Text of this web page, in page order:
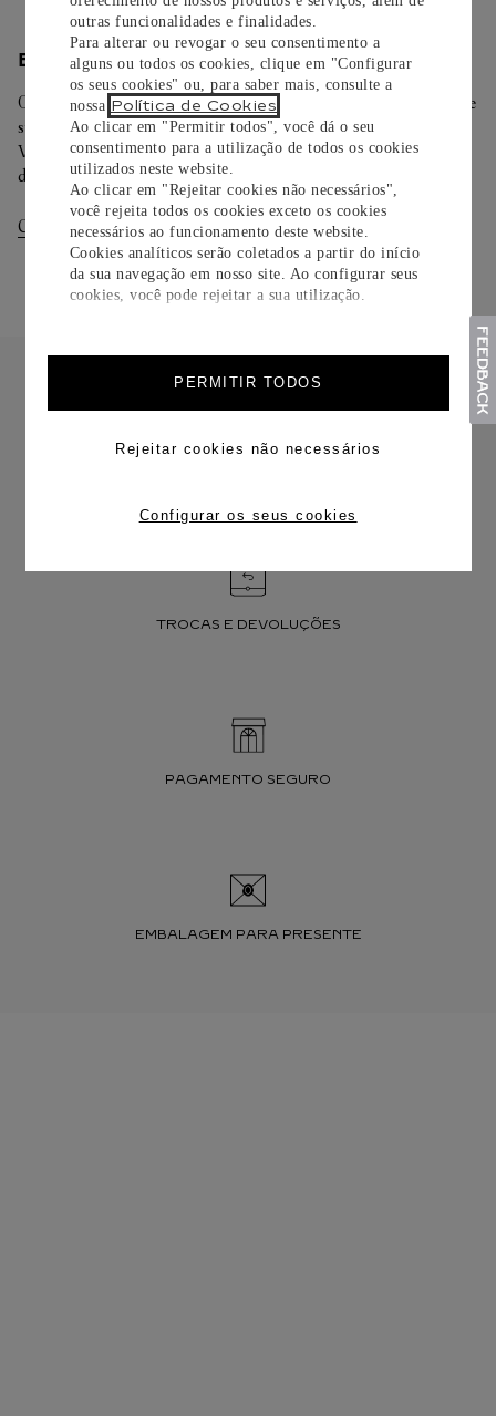
outras funcionalidades e finalidades.
Para alterar ou revogar o seu consentimento a
alguns ou todos os cookies, clique em "Configurar
os seus cookies" ou, para saber mais, consulte a
nossa Política de Cookies
Ao clicar em "Permitir todos", você dá o seu
consentimento para a utilização de todos os cookies
utilizados neste website.
Ao clicar em "Rejeitar cookies não necessários",
você rejeita todos os cookies exceto os cookies
necessários ao funcionamento deste website.
Cookies analíticos serão coletados a partir do início
da sua navegação em nosso site. Ao configurar seus
cookies, você pode rejeitar a sua utilização.
PERMITIR TODOS
Rejeitar cookies não necessários
Configurar os seus cookies
ENTREGA/DEVOLUÇÃO
Oferecemos diferentes opções de entrega. Selecione o envio de
sua preferência na finalização de seu pedido.
Você pode trocar ou devolver sua criação Cartier em até 30
dias.
Consultar Entregas Consultar Devoluções
TROCAS E DEVOLUÇÕES
PAGAMENTO SEGURO
EMBALAGEM PARA PRESENTE